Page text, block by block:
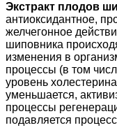
Экстракт плодов
антиоксидантное,
желчегонное
шиповника
изменения в
процессы (в том
уровень
уменьшается,
процессы
подавляется